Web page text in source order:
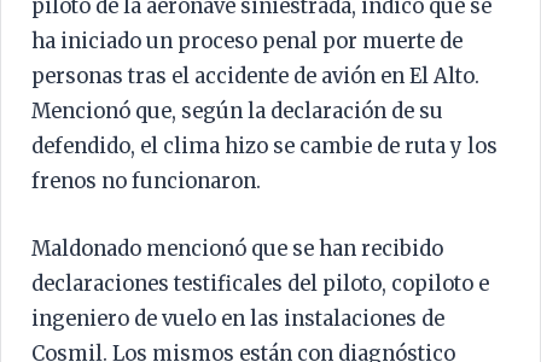
piloto de la aeronave siniestrada, indicó que se
ha iniciado un proceso penal por muerte de
personas tras el accidente de avión en El Alto.
Mencionó que, según la declaración de su
defendido, el clima hizo se cambie de ruta y los
frenos no funcionaron.
Maldonado mencionó que se han recibido
declaraciones testificales del piloto, copiloto e
ingeniero de vuelo en las instalaciones de
Cosmil. Los mismos están con diagnóstico